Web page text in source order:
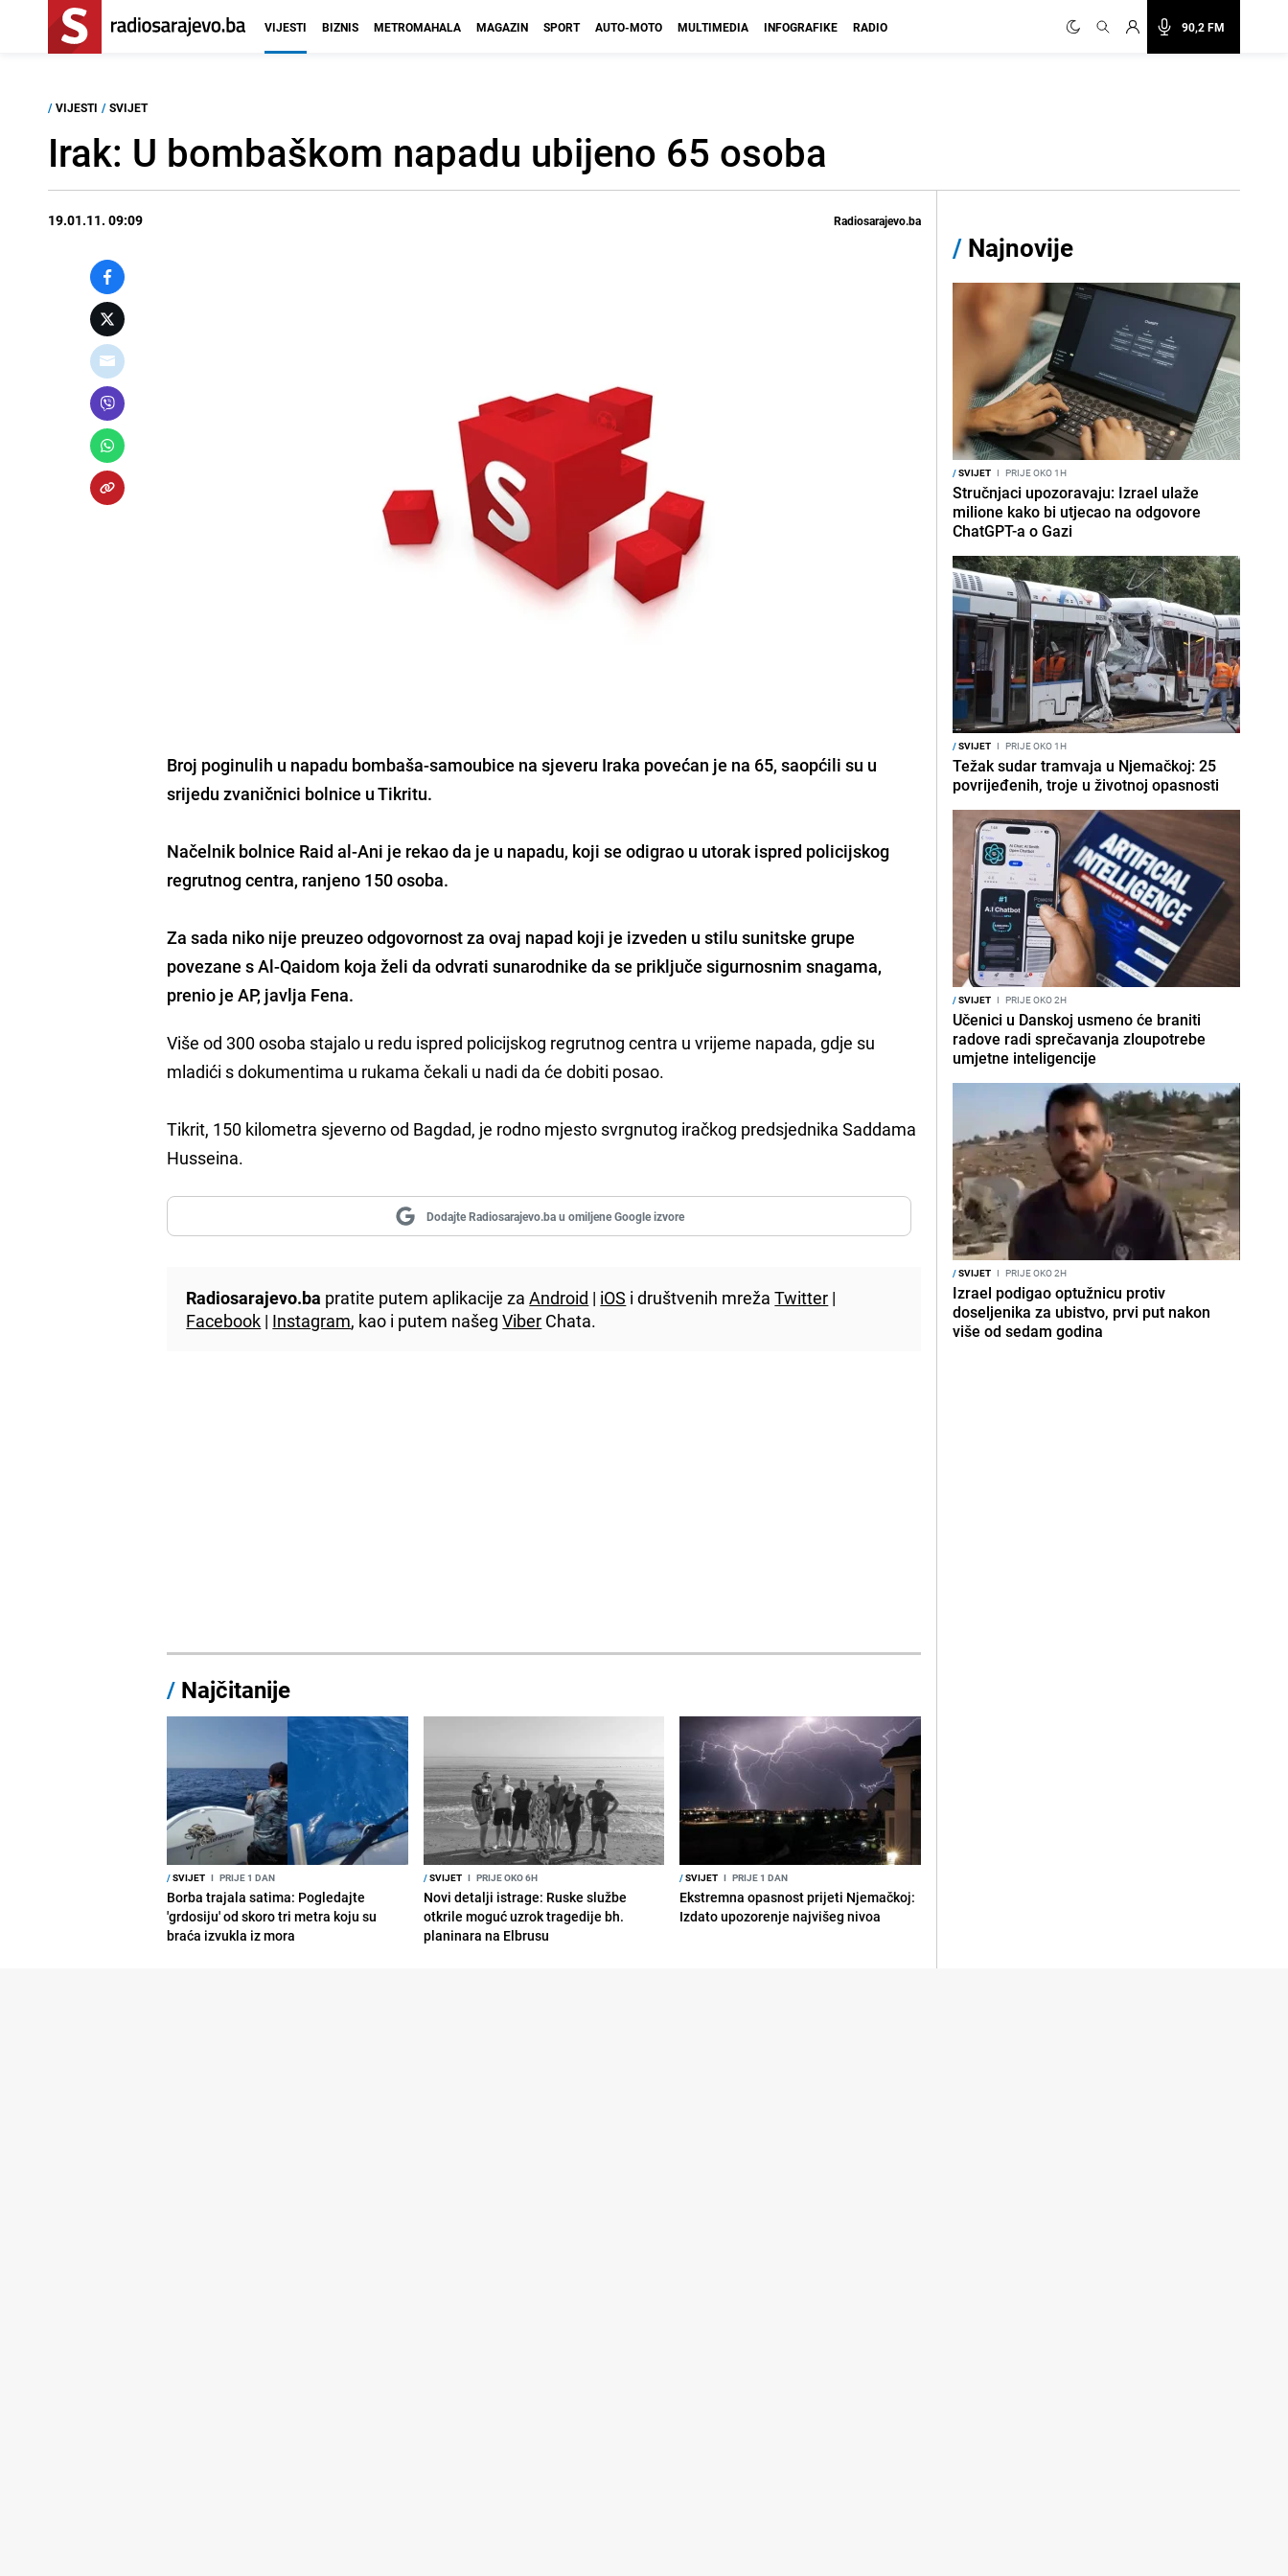
90,2 FM
VIJESTI BIZNIS METROMAHALA MAGAZIN SPORT AUTO-MOTO MULTIMEDIA INFOGRAFIKE RADIO
/ VIJESTI / SVIJET
Irak: U bombaškom napadu ubijeno 65 osoba
19.01.11. 09:09 Radiosarajevo.ba
Broj poginulih u napadu bombaša-samoubice na sjeveru Iraka povećan je na 65, saopćili su u
srijedu zvaničnici bolnice u Tikritu.
Načelnik bolnice Raid al-Ani je rekao da je u napadu, koji se odigrao u utorak ispred policijskog
regrutnog centra, ranjeno 150 osoba.
Za sada niko nije preuzeo odgovornost za ovaj napad koji je izveden u stilu sunitske grupe
povezane s Al-Qaidom koja želi da odvrati sunarodnike da se priključe sigurnosnim snagama,
prenio je AP, javlja Fena.
Više od 300 osoba stajalo u redu ispred policijskog regrutnog centra u vrijeme napada, gdje su
mladići s dokumentima u rukama čekali u nadi da će dobiti posao.
Tikrit, 150 kilometra sjeverno od Bagdad, je rodno mjesto svrgnutog iračkog predsjednika Saddama
Husseina.
Dodajte Radiosarajevo.ba u omiljene Google izvore
Radiosarajevo.ba pratite putem aplikacije zaAndroid | iOS i društvenih mrežaTwitter |
Facebook | Instagram, kao i putem našegViber Chata.
/ Najčitanije
/SVIJET I PRIJE 1 DAN
Borba trajala satima: Pogledajte
'grdosiju' od skoro tri metra koju su
braća izvukla iz mora
/SVIJET I PRIJE OKO 6H
Novi detalji istrage: Ruske službe
otkrile moguć uzrok tragedije bh.
planinara na Elbrusu
/SVIJET I PRIJE 1 DAN
Ekstremna opasnost prijeti Njemačkoj:
Izdato upozorenje najvišeg nivoa
/ Najnovije
/SVIJET I PRIJE OKO 1H
Stručnjaci upozoravaju: Izrael ulaže
milione kako bi utjecao na odgovore
ChatGPT-a o Gazi
/SVIJET I PRIJE OKO 1H
Težak sudar tramvaja u Njemačkoj: 25
povrijeđenih, troje u životnoj opasnosti
/SVIJET I PRIJE OKO 2H
Učenici u Danskoj usmeno će braniti
radove radi sprečavanja zloupotrebe
umjetne inteligencije
/SVIJET I PRIJE OKO 2H
Izrael podigao optužnicu protiv
doseljenika za ubistvo, prvi put nakon
više od sedam godina